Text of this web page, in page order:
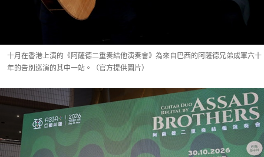
十月在香港上演的《阿薩德二重奏結他演奏會》為來自巴西的阿薩德兄弟成軍六十
年的告別巡演的其中一站。（官方提供圖片）